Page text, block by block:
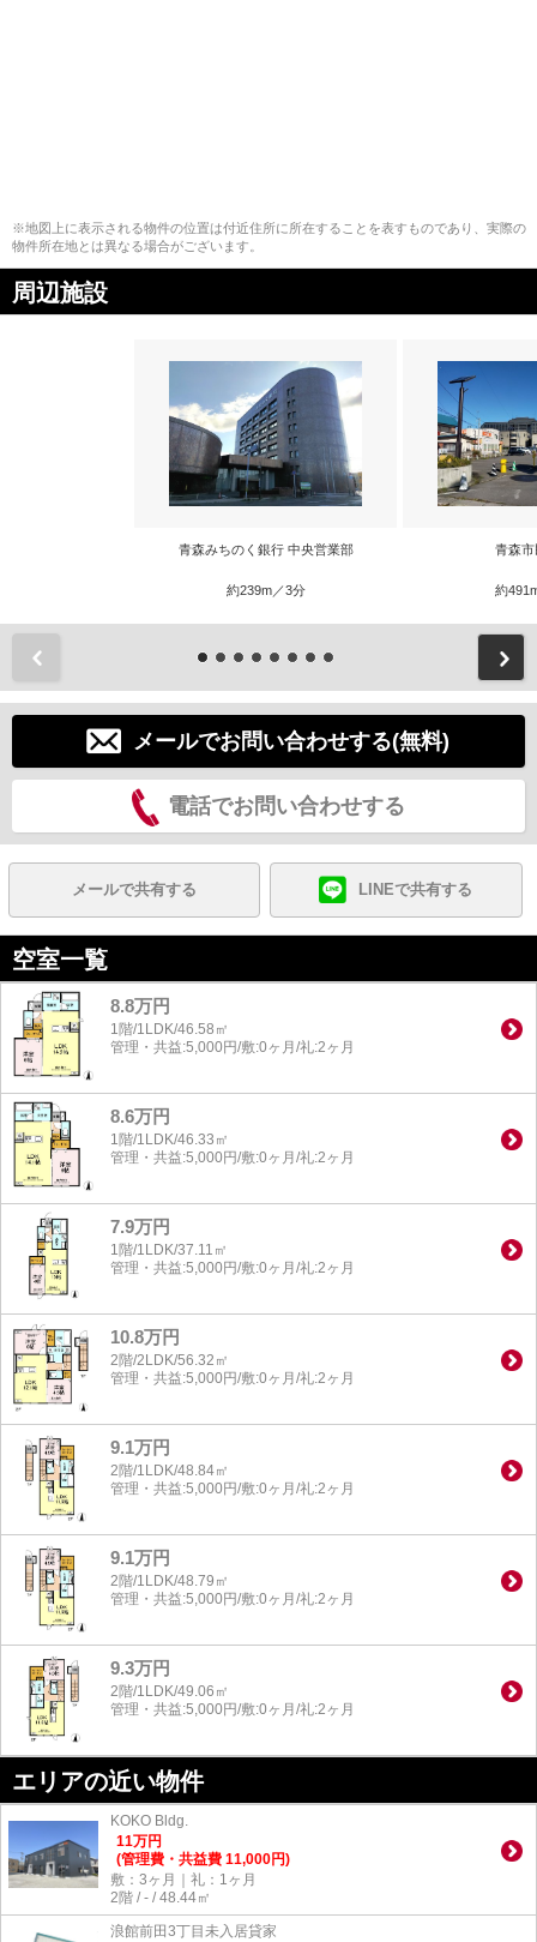
※地図上に表示される物件の位置は付近住所に所在することを表すものであり、実際の
物件所在地とは異なる場合がございます。
周辺施設
青森みちのく銀行 中央営業部
約239m／3分
青森市
約
メールでお問い合わせする(無料)
電話でお問い合わせする
メールで共有する LINEで共有する
空室一覧
8.8万円
1階/1LDK/46.58㎡
管理・共益:5,000円/敷:0ヶ月/礼:2ヶ月
8.6万円
1階/1LDK/46.33㎡
管理・共益:5,000円/敷:0ヶ月/礼:2ヶ月
7.9万円
1階/1LDK/37.11㎡
管理・共益:5,000円/敷:0ヶ月/礼:2ヶ月
10.8万円
2階/2LDK/56.32㎡
管理・共益:5,000円/敷:0ヶ月/礼:2ヶ月
9.1万円
2階/1LDK/48.84㎡
管理・共益:5,000円/敷:0ヶ月/礼:2ヶ月
9.1万円
2階/1LDK/48.79㎡
管理・共益:5,000円/敷:0ヶ月/礼:2ヶ月
9.3万円
2階/1LDK/49.06㎡
管理・共益:5,000円/敷:0ヶ月/礼:2ヶ月
エリアの近い物件
KOKO Bldg.
11万円
(管理費・共益費 11,000円)
敷：3ヶ月｜礼：1ヶ月
2階 / - / 48.44㎡
浪館前田3丁目未入居貸家